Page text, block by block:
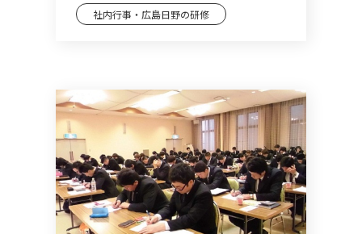
社内行事・広島日野の研修